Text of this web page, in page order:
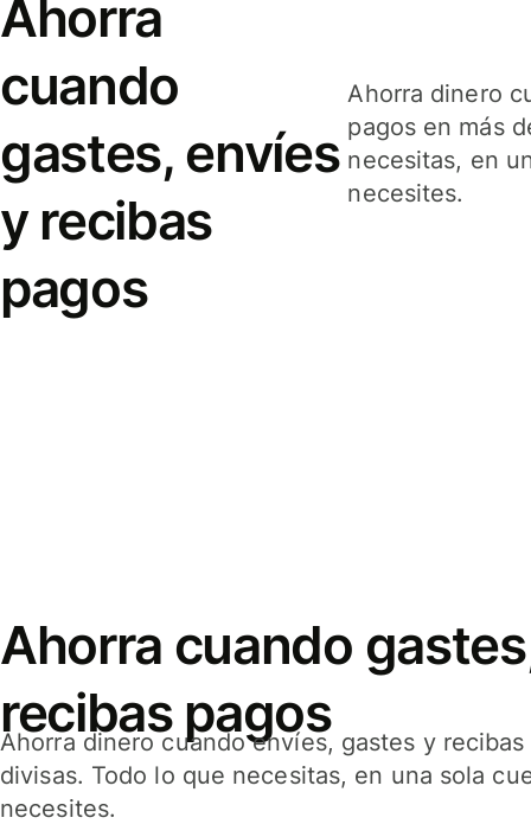
Ahorra
cuando
gastes, envíes
y recibas
pagos
Ahorra dinero
pagos en más
necesitas, en
necesites.
Ahorra cuando
recibas pagos
Ahorra dinero cuando envíes, gastes y
divisas. Todo lo que necesitas, en una sola
necesites.